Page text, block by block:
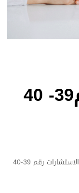
الإستشارات رقم39- 40
تعلن جامعة محمد بوضياف المسيلة عن إجراء الاستشارات رقم 39-40